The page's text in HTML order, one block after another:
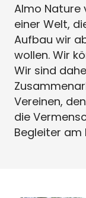
Almo Nature
einer Welt,
Aufbau wir
wollen. Wir
Wir sind
Vereinen,
die
Begleiter am